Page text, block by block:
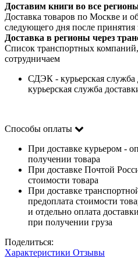
Доставим книги во все
Доставка товаров по Москве и
следующего дня после принятия
Доставка в регионы через
Список транспортных
сотрудничаем
СДЭК - курьерская
курьерская служба
Способы оплаты
При доставке курьером -
получении товара
При доставке Почтой
стоимости товара
При доставке
предоплата стоимости
и отдельно оплата
при получении груза
Поделиться:
Характеристики Отзывы